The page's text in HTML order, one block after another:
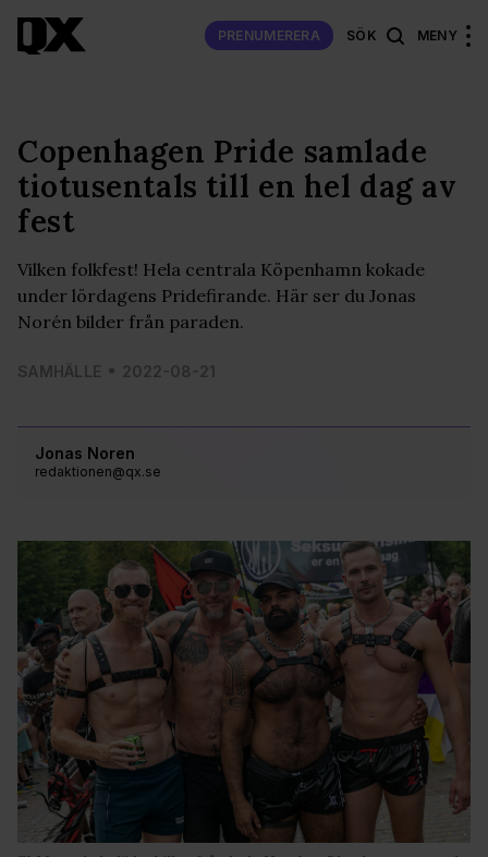
PRENUMERERA SÖK MENY
Jonas Noren
redaktionen@qx.se
Copenhagen Pride samlade
tiotusentals till en hel dag av
fest
Vilken folkfest! Hela centrala Köpenhamn kokade
under lördagens Pridefirande. Här ser du Jonas
Norén bilder från paraden.
SAMHÄLLE 2022-08-21